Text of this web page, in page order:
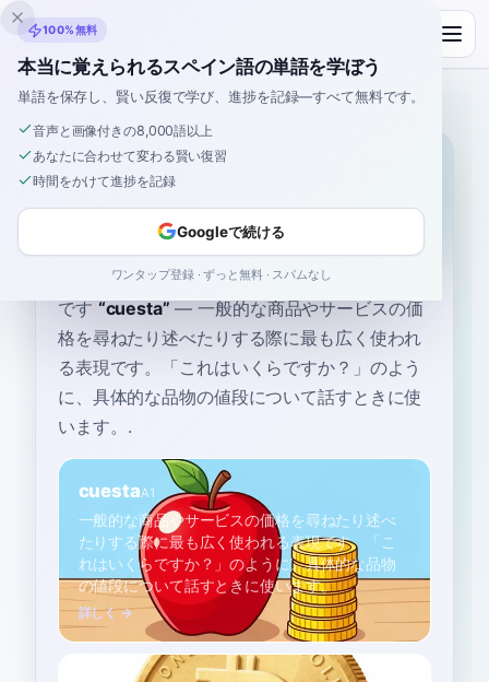
Inklingo
「～の値段である」のス
ペイン語
の最も一般的なスペイン語は“～の値段である
です “cuesta” —一般的な商品やサービスの価
格を尋ねたり述べたりする際に最も広く使われ
る表現です。「これはいくらですか？」のよう
に、具体的な品物の値段について話すときに使
います。 .
cuestaA1
一般的な商品やサービスの価格を尋ねたり述べ
たりする際に最も広く使われる表現です。「こ
れはいくらですか？」のように、具体的な品物
の値段について話すときに使います。
詳しく →
100%無料
本当に覚えられるスペイン語の単語を学ぼう
単語を保存し、賢い反復で学び、進捗を記録—すべて無料です。
音声と画像付きの8,000語以上
あなたに合わせて変わる賢い復習
時間をかけて進捗を記録
Googleで続ける
ワンタップ登録 · ずっと無料 · スパムなし